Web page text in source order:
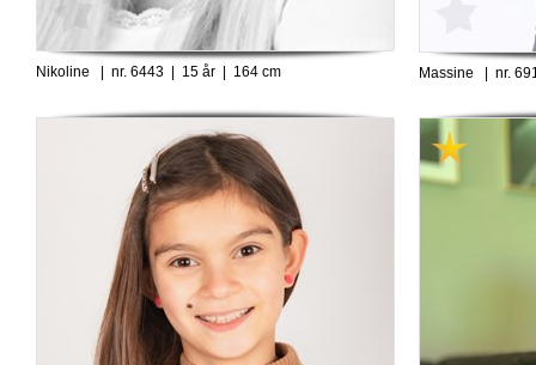
Nikoline | nr. 6443 | 15 år | 164 cm Massine | nr.